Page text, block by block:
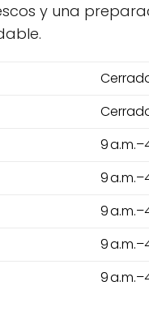
y una
9
9
9
9
9